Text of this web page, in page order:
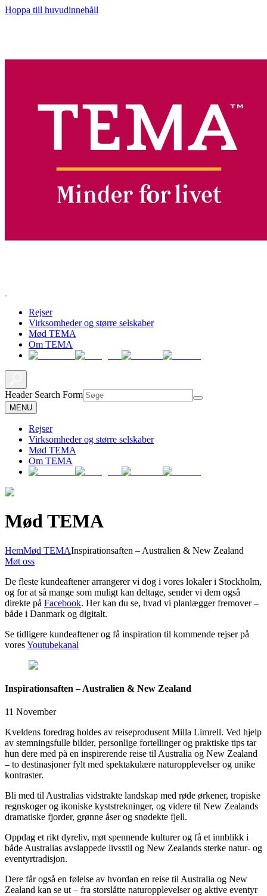
Hoppa till huvudinnehåll
Rejser
Virksomheder og større selskaber
Mød TEMA
Om TEMA
Header Search Form
MENU
Rejser
Virksomheder og større selskaber
Mød TEMA
Om TEMA
Mød TEMA
HemMød TEMAInspirationsaften – Australien & New Zealand
Møt oss
De fleste kundeaftener arrangerer vi dog i vores lokaler i Stockholm,
og for at så mange som muligt kan deltage, sender vi dem også
direkte på Facebook. Her kan du se, hvad vi planlægger fremover –
både i Danmark og digitalt.
Se tidligere kundeaftener og få inspiration til kommende rejser på
voresYoutubekanal
Inspirationsaften – Australien & New Zealand
11 November
Kveldens foredrag holdes av reiseprodusent Milla Limrell. Ved hjelp
av stemningsfulle bilder, personlige fortellinger og praktiske tips tar
hun dere med på en inspirerende reise til Australia og New Zealand
– to destinasjoner fylt med spektakulære naturopplevelser og unike
kontraster.
Bli med til Australias vidstrakte landskap med røde ørkener, tropiske
regnskoger og ikoniske kyststrekninger, og videre til New Zealands
dramatiske fjorder, grønne åser og snødekte fjell.
Oppdag et rikt dyreliv, møt spennende kulturer og få et innblikk i
både Australias avslappede livsstil og New Zealands sterke natur- og
eventyrtradisjon.
Dere får også en følelse av hvordan en reise til Australia og New
Zealand kan se ut – fra storslåtte naturopplevelser og aktive eventyr